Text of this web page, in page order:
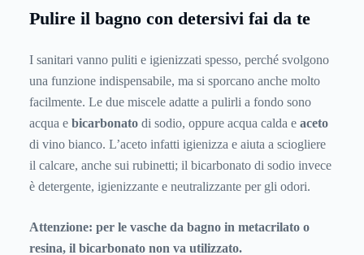
Pulire il bagno con detersivi fai da te
I sanitari vanno puliti e igienizzati spesso, perché svolgono
una funzione indispensabile, ma si sporcano anche molto
facilmente. Le due miscele adatte a pulirli a fondo sono
acqua e bicarbonato di sodio, oppure acqua calda e aceto
di vino bianco. L’aceto infatti igienizza e aiuta a sciogliere
il calcare, anche sui rubinetti; il bicarbonato di sodio invece
è detergente, igienizzante e neutralizzante per gli odori.
Attenzione: per le vasche da bagno in metacrilato o
resina, il bicarbonato non va utilizzato.